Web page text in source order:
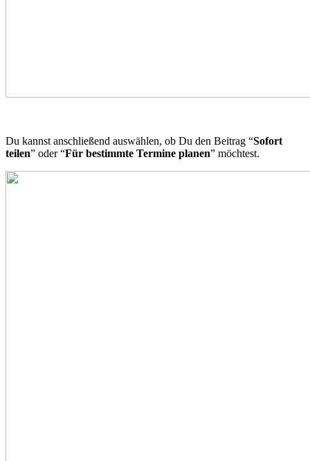
Du kannst anschließend auswählen, ob Du den Beitrag “Sofort
teilen” oder “Für bestimmte Termine planen” möchtest.